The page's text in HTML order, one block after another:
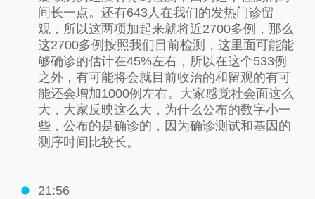
间长一点。还有643人在我们的发热门诊留
观，所以这两项加起来就将近2700多例，那么
这2700多例按照我们目前检测，这里面可能能
够确诊的估计在45%左右，所以在这个533例
之外，有可能将会就目前收治的和留观的有可
能还会增加1000例左右。大家感觉社会面这么
大，大家反映这么大，为什么公布的数字小一
些，公布的是确诊的，因为确诊测试和基因的
测序时间比较长。
21:56